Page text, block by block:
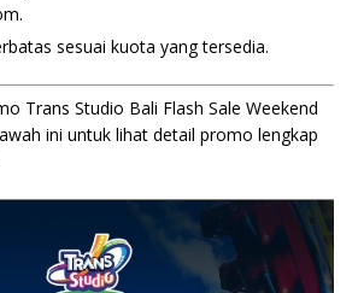
sesuai kuota yang tersedia.
Trans Studio Bali Flash Sale Weekend
ini untuk lihat detail promo lengkap